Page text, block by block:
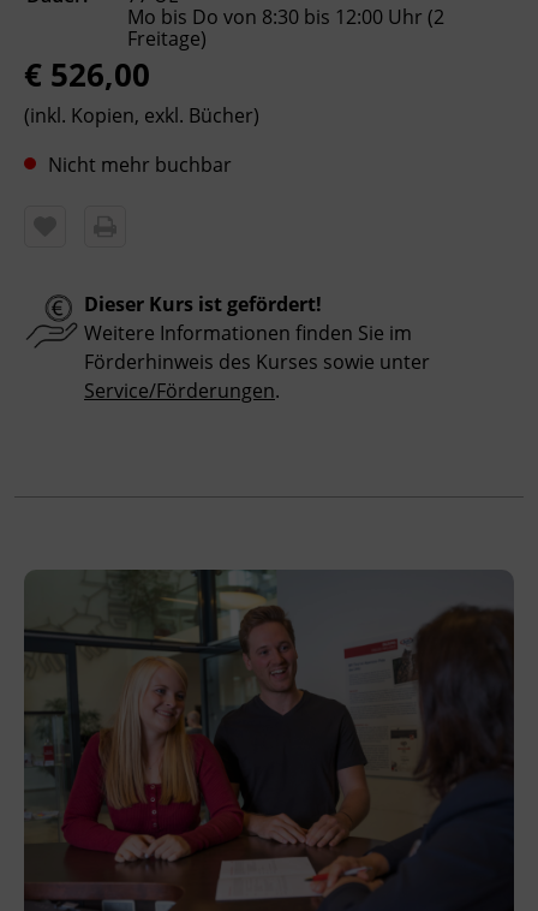
Leitung
Fachtrainer_in
Abschluss
Bitte beachten Sie, dass an offiziellen
österreichischen Feiertagen keine Kurse
stattfinden. Ausfallende Termine werden
innerhalb der Kursdauer mittels
Museumstraße 20
6020 Innsbruck
Förderhinweis
Das Land Tirol fördert bis zu maximal 30 %
der Kurskosten. Nähere Informationen finden
Sie unter
www.mein-update.at
Terminübersicht
Mo bis Do von 8:30 bis 12:00 Uhr (2
Freitage)
€ 526,00
(inkl. Kopien, exkl. Bücher)
Nicht mehr buchbar
Dieser Kurs ist gefördert!
Weitere Informationen finden Sie im
Förderhinweis des Kurses sowie unter
Service/Förderungen.